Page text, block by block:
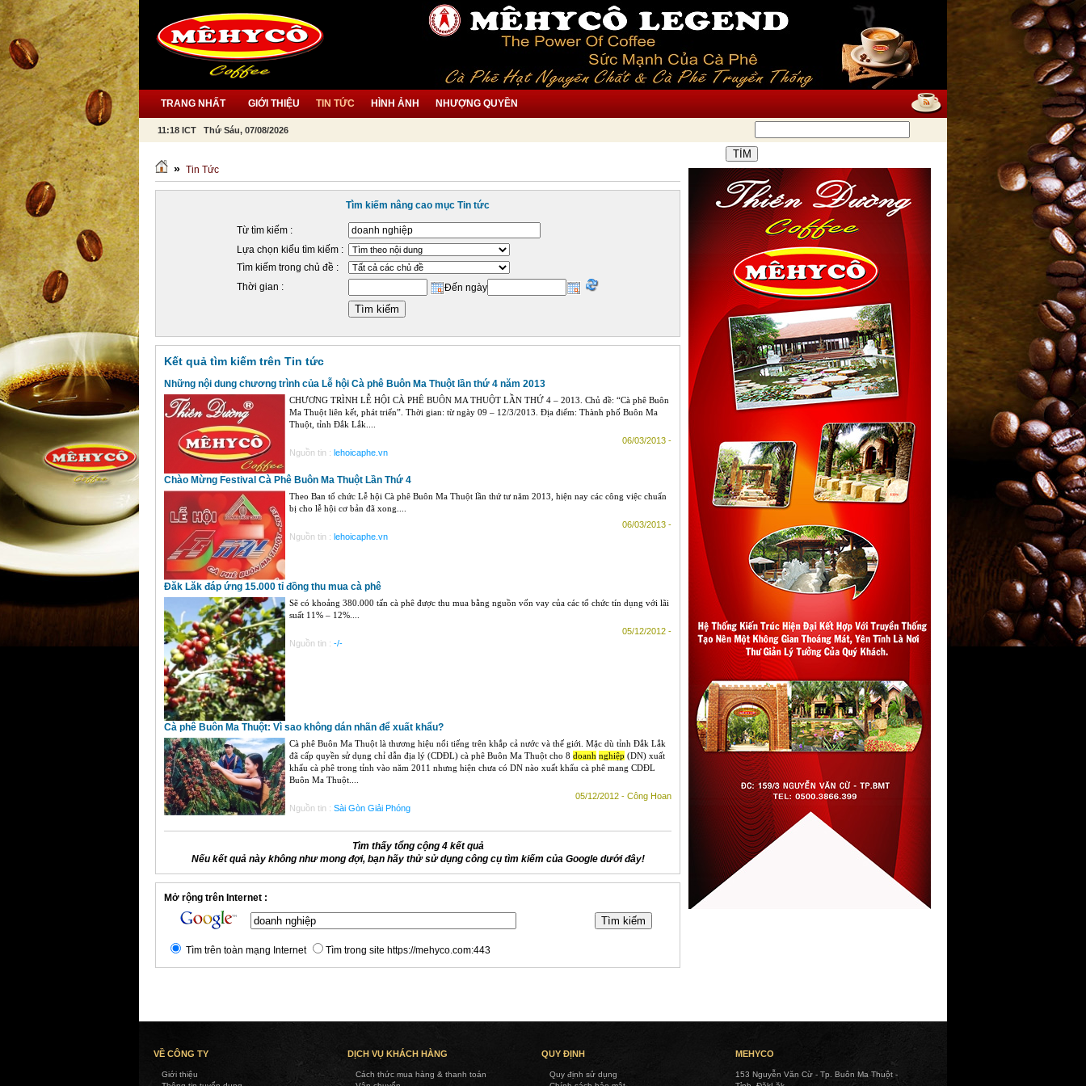
TRANG NHẤT GIỚI THIỆU TIN TỨC HÌNH ẢNH NHƯỢNG QUYỀN
11:18 ICT Thứ Sáu, 07/08/2026
» Tin Tức
Tìm kiếm nâng cao mục Tin tức
Từ tìm kiếm :
Lựa chọn kiểu tìm kiếm :
Tìm kiếm trong chủ đề :
Thời gian :
Đến ngày
Kết quả tìm kiếm trên Tin tức
Những nội dung chương trình của Lễ hội Cà phê Buôn Ma Thuột lần thứ 4 năm 2013
CHƯƠNG TRÌNH LỄ HỘI CÀ PHÊ BUÔN MA THUỘT LẦN THỨ 4 – 2013. Chủ đề: “Cà phê Buôn
Ma Thuột liên kết, phát triển”. Thời gian: từ ngày 09 – 12/3/2013. Địa điểm: Thành phố Buôn Ma
Thuột, tỉnh Đắk Lắk....
06/03/2013 -
Nguồn tin : lehoicaphe.vn
Chào Mừng Festival Cà Phê Buôn Ma Thuột Lần Thứ 4
Theo Ban tổ chức Lễ hội Cà phê Buôn Ma Thuột lần thứ tư năm 2013, hiện nay các công việc chuẩn
bị cho lễ hội cơ bản đã xong....
06/03/2013 -
Nguồn tin : lehoicaphe.vn
Đăk Lăk đáp ứng 15.000 tỉ đồng thu mua cà phê
Sẽ có khoảng 380.000 tấn cà phê được thu mua bằng nguồn vốn vay của các tổ chức tín dụng với lãi
suất 11% – 12%....
05/12/2012 -
Nguồn tin : -/-
Cà phê Buôn Ma Thuột: Vì sao không dán nhãn để xuất khẩu?
Cà phê Buôn Ma Thuột là thương hiệu nổi tiếng trên khắp cả nước và thế giới. Mặc dù tỉnh Đắk Lắk
đã cấp quyền sử dụng chỉ dẫn địa lý (CDĐL) cà phê Buôn Ma Thuột cho 8 doanh nghiệp (DN) xuất
khẩu cà phê trong tỉnh vào năm 2011 nhưng hiện chưa có DN nào xuất khẩu cà phê mang CDĐL
Buôn Ma Thuột....
05/12/2012 - Công Hoan
Nguồn tin : Sài Gòn Giải Phóng
Tìm thấy tổng cộng 4 kết quả
Nếu kết quả này không như mong đợi, bạn hãy thử sử dụng công cụ tìm kiếm của Google dưới đây!
Mở rộng trên Internet :
Tìm trên toàn mạng Internet Tìm trong site https://mehyco.com:443
VỀ CÔNG TY
Giới thiệu
DỊCH VỤ KHÁCH HÀNG
Cách thức mua hàng & thanh toán
QUY ĐỊNH
Quy định sử dụng
MEHYCO
153 Nguyễn Văn Cừ - Tp. Buôn Ma Thuột -